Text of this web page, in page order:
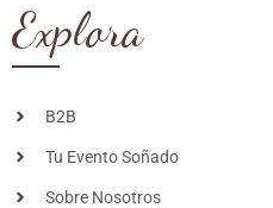
Explora
B2B
Tu Evento Soñado
Sobre Nosotros